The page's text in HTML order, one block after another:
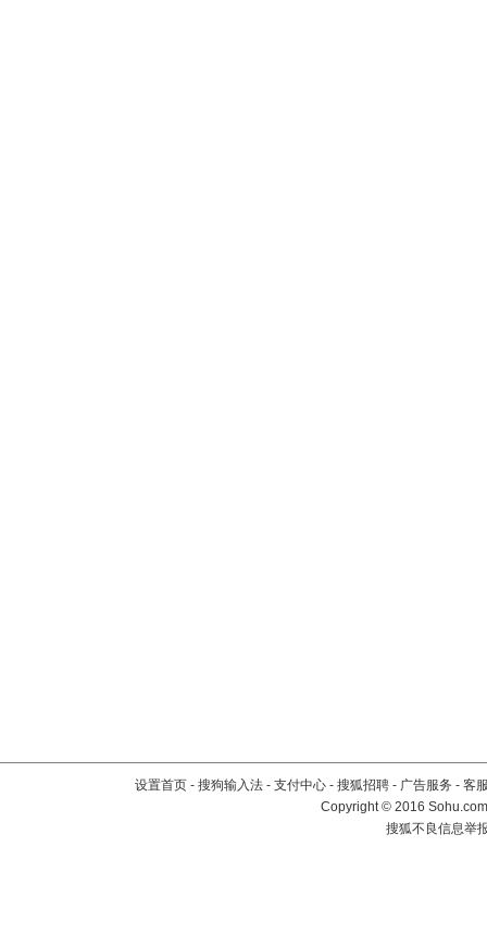
设置首页 - 搜狗输入法 - 支付中心 - 搜狐招聘 - 广告服务 - 客
Copyright©2016
搜狐不良信息举